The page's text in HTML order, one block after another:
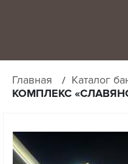
Главная
Каталог
КОМПЛЕКС